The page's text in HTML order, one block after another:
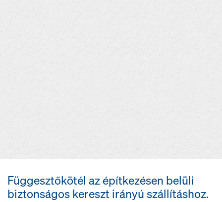
Függesztőkötél az építkezésen belüli
biztonságos kereszt irányú szállításhoz.